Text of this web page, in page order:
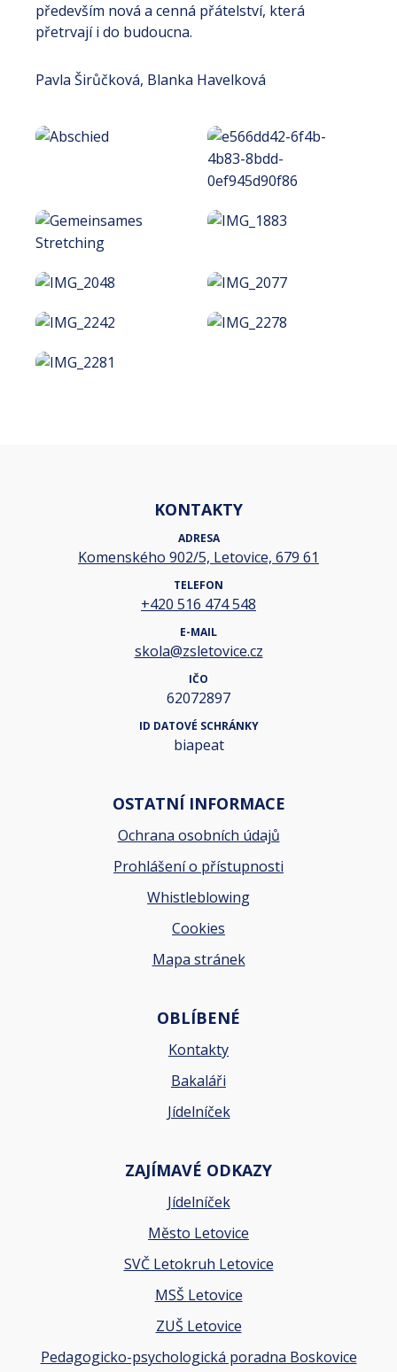
především nová a cenná přátelství, která
přetrvají i do budoucna.
Pavla Širůčková, Blanka Havelková
KONTAKTY
ADRESA
Komenského 902/5, Letovice, 679 61
TELEFON
+420 516 474 548
E-MAIL
skola@zsletovice.cz
IČO
62072897
ID DATOVÉ SCHRÁNKY
biapeat
OSTATNÍ INFORMACE
Ochrana osobních údajů
Prohlášení o přístupnosti
Whistleblowing
Cookies
Mapa stránek
OBLÍBENÉ
Kontakty
Bakaláři
Jídelníček
ZAJÍMAVÉ ODKAZY
Jídelníček
Město Letovice
SVČ Letokruh Letovice
MSŠ Letovice
ZUŠ Letovice
Pedagogicko-psychologická poradna Boskovice